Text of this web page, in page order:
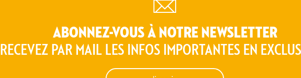
ABONNEZ-VOUS À NOTRE NEWSLETTER
RECEVEZ PAR MAIL LES INFOS IMPORTANTES EN